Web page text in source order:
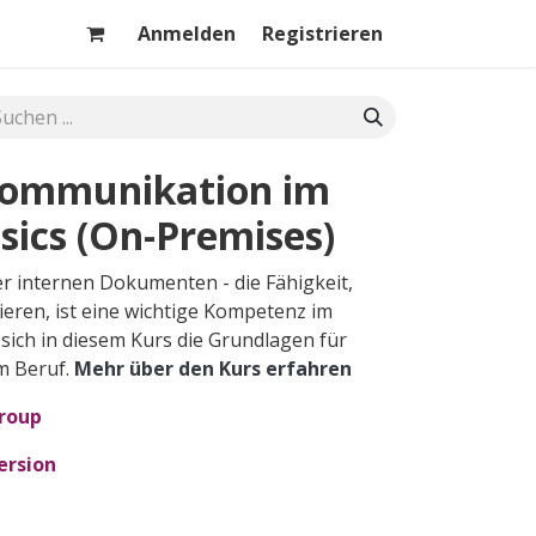
Anmelden Registrieren
im
(On-Premises)
internen Dokumenten - die Fähigkeit,
ist eine wichtige Kompetenz im
in diesem Kurs die Grundlagen für
Beruf. Mehr über den Kurs er​fahren